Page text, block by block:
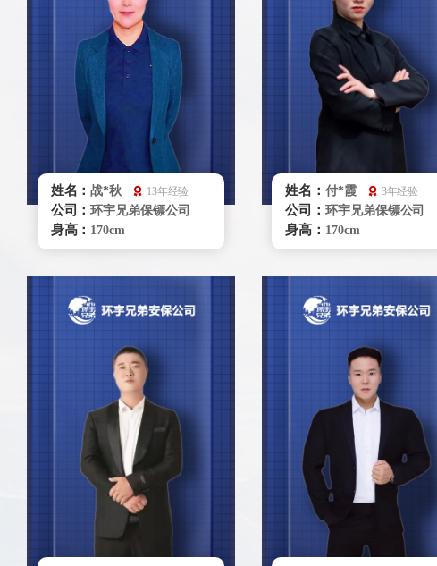
姓名：战*秋 13年经验
公司：环宇兄弟保镖公司
身高： 170cm
体重：68kg
来源：陕西省拳击队
擅长：
商务礼仪、贴身护卫、特种
驾驶、危机处理、健康管理
立即咨询
姓名：付*霞 3年经验
公司：环宇兄弟保镖公司
身高： 170cm
体重：57kg
来源：散打
擅长：
仪、贴身保护
立即咨询